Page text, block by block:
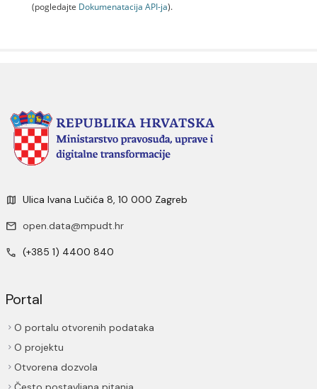
(pogledajte Dokumenаtаcijа API-jа).